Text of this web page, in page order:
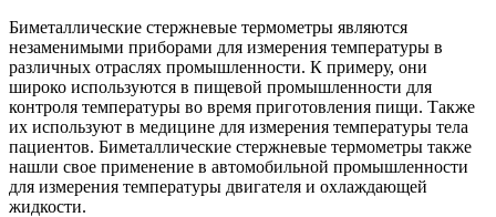
Биметаллические стержневые термометры являются
незаменимыми приборами для измерения температуры в
различных отраслях промышленности. К примеру, они
широко используются в пищевой промышленности для
контроля температуры во время приготовления пищи. Также
их используют в медицине для измерения температуры тела
пациентов. Биметаллические стержневые термометры также
нашли свое применение в автомобильной промышленности
для измерения температуры двигателя и охлаждающей
жидкости.